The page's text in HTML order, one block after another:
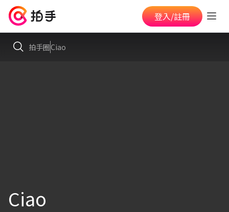
登入/註冊
拍手圈Ciao
Ciao